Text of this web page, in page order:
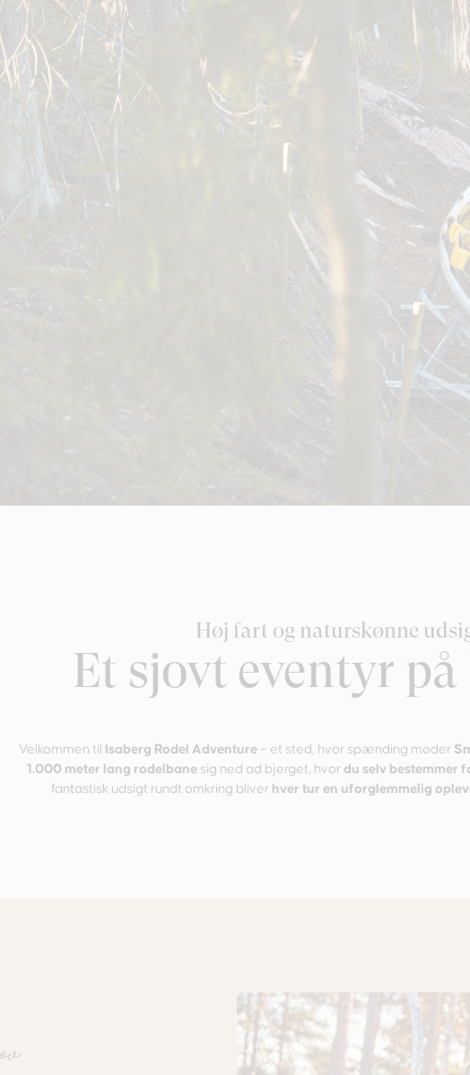
Høj fart og naturskønne
Et sjovt eventyr på
Velkommen til Isaberg Rodel Adventure – et sted, hvor spænding møder
1.000 meter lang rodelbanesig ned ad bjerget, hvor du selv bestemmer
fantastisk udsigt rundt omkring bliver hver tur en uforglemmelig